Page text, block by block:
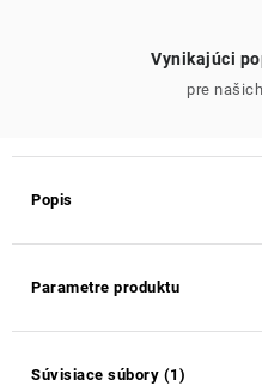
Vynikajúci
pre
Popis
Parametre produktu
Súvisiace súbory (1)